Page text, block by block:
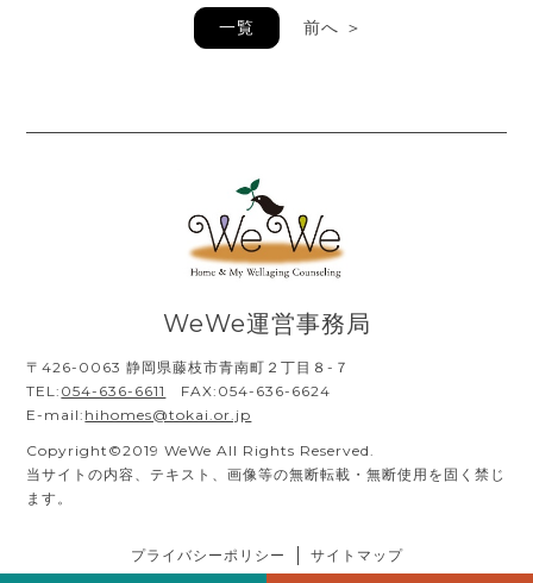
一覧 前へ ＞
WeWe運営事務局
〒426-0063 静岡県藤枝市青南町２丁目８-７
TEL: 054-636-6611
FAX:054-636-6624
E-mail: hihomes@tokai.or.jp
Copyright©2019 WeWe All Rights Reserved.
当サイトの内容、テキスト、画像等の無断転載・無断使用を固く禁じ
ます。
プライバシーポリシー サイトマップ